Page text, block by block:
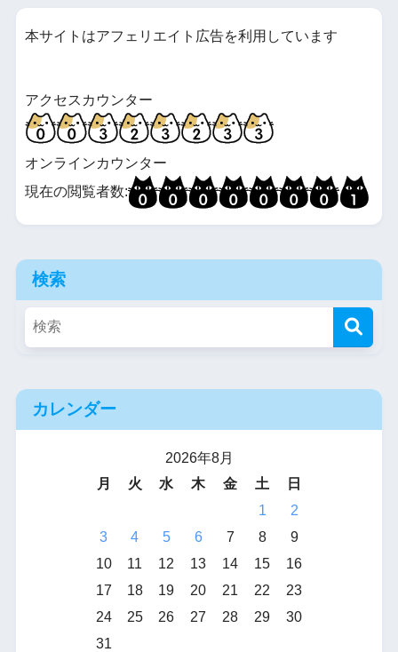
本サイトはアフェリエイト広告を利用しています
アクセスカウンター
オンラインカウンター
現在の閲覧者数:
検索
カレンダー
2026年8月
月
火 水 木 金 土
日
1
2
3
4 5 6 7 8
9
10
11 12 13 14 15
16
17
18 19 20 21 22
23
24
25 26 27 28 29
30
31